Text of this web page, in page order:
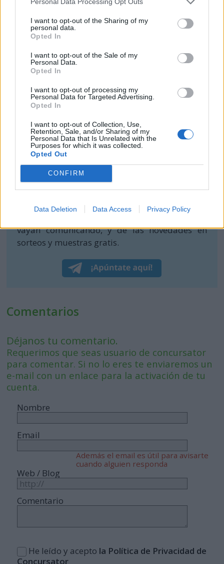
I want to opt-out of the Sharing of my
personal data.
Opted In
I want to opt-out of the Sale of my
Personal Data.
Opted In
I want to opt-out of processing my
Personal Data for Targeted Advertising.
Opted In
I want to opt-out of Collection, Use,
Retention, Sale, and/or Sharing of my
Personal Data that Is Unrelated with the
Purposes for which it was collected.
Opted Out
CONFIRM
Data Deletion Data Access Privacy Policy
Y listo, así obtendrás tu muestra gratis.
Quiénes pueden optar a la promoción
La promoción solo es válida para
personas que
vivan en el territorio español, que sigan a Elizabeth
Arden en Instagram y sean mayor de edad.
Te invitamos a que no desaproveches la
oportunidad, ya que esta promoción durará hasta
que se acabe la existencia, así que corre a por tu
muestra.
Hemos retomadonuestro canal de Telegram.
No te lo pierdas porque aquí avisaremos de los
vayan comunicando, y de las novedades en
sorteos y muestras gratis.
Comentarios
Déjanos tu comentario.
Requerimos que seas usuario de concursator
para comentar. Si no lo eres te enviaremos un
e-mail con un enlace para la activación de tu
cuenta.
Nombre
Email
Además el email es útil para avisarte
cuando alguien responda
Web / Blog
Comentario
He leído y acepto la Política de Privacidad de
Concursator